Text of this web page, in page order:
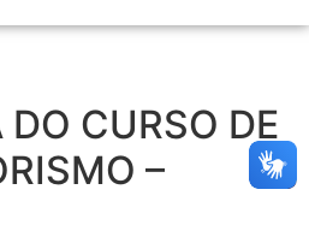
CURSO DE
–